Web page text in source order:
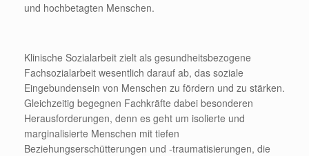
und hochbetagten Menschen.
Klinische Sozialarbeit zielt als gesundheitsbezogene
Fachsozialarbeit wesentlich darauf ab, das soziale
Eingebundensein von Menschen zu fördern und zu stärken.
Gleichzeitig begegnen Fachkräfte dabei besonderen
Herausforderungen, denn es geht um isolierte und
marginalisierte Menschen mit tiefen
Beziehungserschütterungen und -traumatisierungen, die